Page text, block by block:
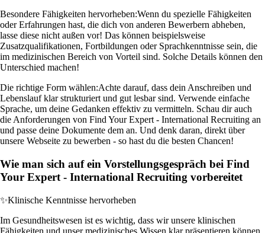
Besondere Fähigkeiten hervorheben:Wenn du spezielle Fähigkeiten
oder Erfahrungen hast, die dich von anderen Bewerbern abheben,
lasse diese nicht außen vor! Das können beispielsweise
Zusatzqualifikationen, Fortbildungen oder Sprachkenntnisse sein, die
im medizinischen Bereich von Vorteil sind. Solche Details können den
Unterschied machen!
Die richtige Form wählen:Achte darauf, dass dein Anschreiben und
Lebenslauf klar strukturiert und gut lesbar sind. Verwende einfache
Sprache, um deine Gedanken effektiv zu vermitteln. Schau dir auch
die Anforderungen von Find Your Expert - International Recruiting an
und passe deine Dokumente dem an. Und denk daran, direkt über
unsere Webseite zu bewerben - so hast du die besten Chancen!
Wie man sich auf ein Vorstellungsgespräch bei Find
Your Expert - International Recruiting vorbereitet
✨Klinische Kenntnisse hervorheben
Im Gesundheitswesen ist es wichtig, dass wir unsere klinischen
Fähigkeiten und unser medizinisches Wissen klar präsentieren können.